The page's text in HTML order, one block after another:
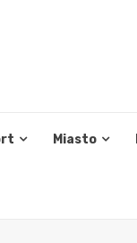
Miasto